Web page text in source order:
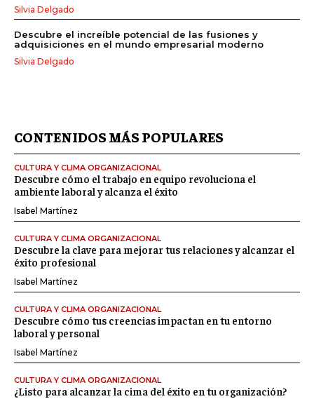
Silvia Delgado
Descubre el increíble potencial de las fusiones y
adquisiciones en el mundo empresarial moderno
Silvia Delgado
CONTENIDOS MÁS POPULARES
CULTURA Y CLIMA ORGANIZACIONAL
Descubre cómo el trabajo en equipo revoluciona el
ambiente laboral y alcanza el éxito
Isabel Martínez
CULTURA Y CLIMA ORGANIZACIONAL
Descubre la clave para mejorar tus relaciones y alcanzar el
éxito profesional
Isabel Martínez
CULTURA Y CLIMA ORGANIZACIONAL
Descubre cómo tus creencias impactan en tu entorno
laboral y personal
Isabel Martínez
CULTURA Y CLIMA ORGANIZACIONAL
¿Listo para alcanzar la cima del éxito en tu organización?